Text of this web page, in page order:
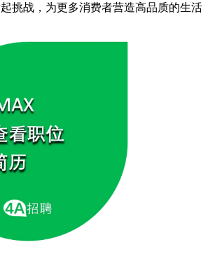
挑战，为更多消费者营造高品质的生活